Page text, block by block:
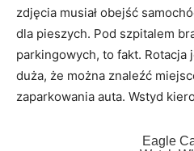
zdjęcia musiał obejść
dla pieszych. Pod szpitalem
parkingowych, to fakt. Rotacja
duża, że można znaleźć
zaparkowania auta. Wstyd